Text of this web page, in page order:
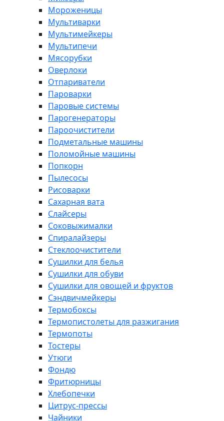
Мороженицы
Мультиварки
Мультимейкеры
Мультипечи
Мясорубки
Оверлоки
Отпариватели
Пароварки
Паровые системы
Парогенераторы
Пароочистители
Подметальные машины
Поломойные машины
Попкорн
Пылесосы
Рисоварки
Сахарная вата
Слайсеры
Соковыжималки
Спиралайзеры
Стеклоочистители
Сушилки для белья
Сушилки для обуви
Сушилки для овощей и фруктов
Сэндвичмейкеры
Термобоксы
Термопистолеты для разжигания
Термопоты
Тостеры
Утюги
Фондю
Фритюрницы
Хлебопечки
Цитрус-прессы
Чайники